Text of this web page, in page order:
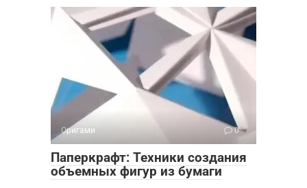
Оригами 0
Паперкрафт: Техники создания
объемных фигур из бумаги